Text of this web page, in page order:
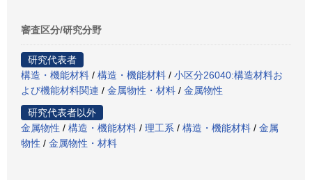
審査区分/研究分野
研究代表者
構造・機能材料 / 構造・機能材料 / 小区分26040:構造材料お
よび機能材料関連 / 金属物性・材料 / 金属物性
研究代表者以外
金属物性 / 構造・機能材料 / 理工系 / 構造・機能材料 / 金属
物性 / 金属物性・材料